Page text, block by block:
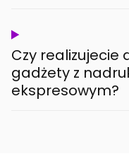
Czy realizujecie
gadżety z
ekspresowym?